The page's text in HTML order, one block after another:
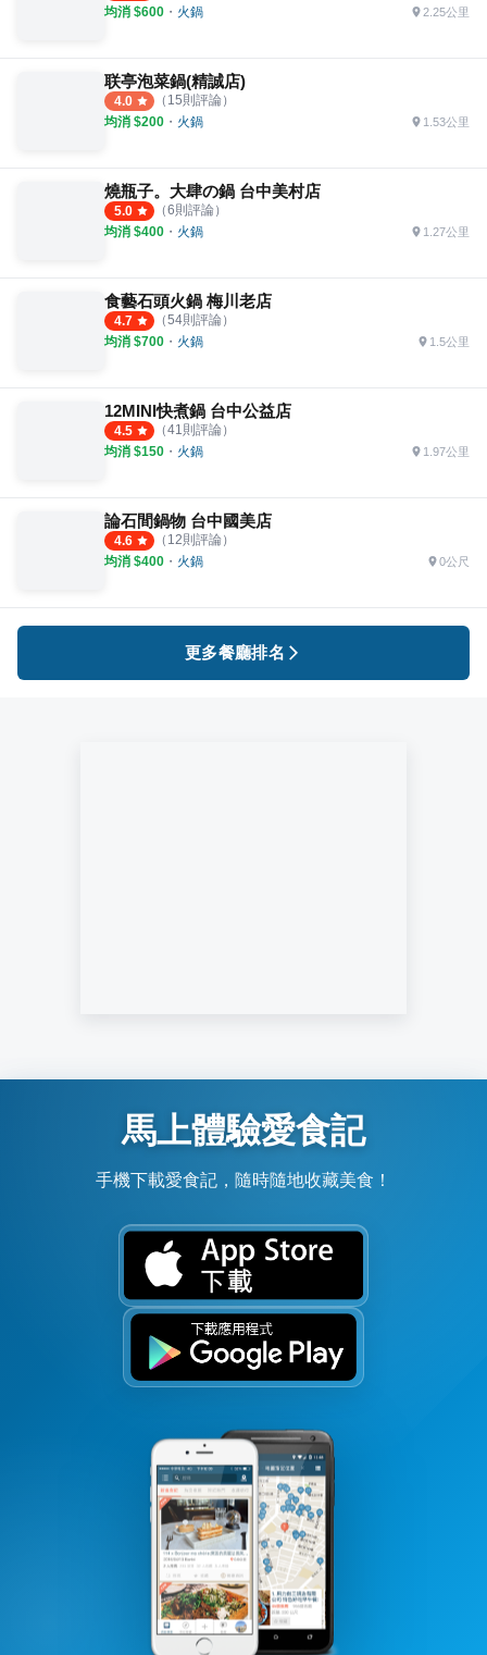
均消 $600 ・ 火鍋 2.25公里
联亭泡菜鍋(精誠店)
4.0 （ 15則評論）
均消 $200 ・ 火鍋 1.53公里
燒瓶子。大肆の鍋 台中美村店
5.0 （6則評論）
均消 $400 ・ 火鍋 1.27公里
食藝石頭火鍋 梅川老店
4.7 （54則評論）
均消 $700 ・ 火鍋 1.5公里
12MINI快煮鍋 台中公益店
4.5 （41則評論）
均消 $150 ・ 火鍋 1.97公里
論石間鍋物 台中國美店
4.6 （ 12則評論）
均消 $400 ・ 火鍋 0公尺
更多餐廳排名
馬上體驗愛食記
手機下載愛食記，隨時隨地收藏美食！